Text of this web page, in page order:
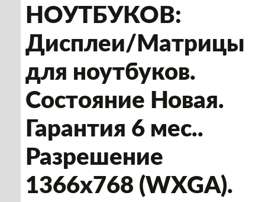
НОУТБУКОВ:
Дисплеи/Матрицы
для ноутбуков.
Состояние Новая.
Гарантия 6 мес..
Разрешение
1366x768 (WXGA).